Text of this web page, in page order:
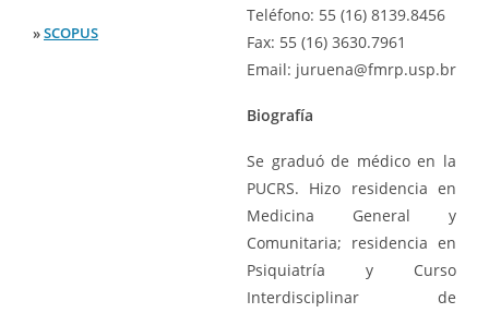
»SCOPUS
Teléfono: 55 (16) 8139.8456
Fax: 55 (16) 3630.7961
Email: juruena@fmrp.usp.br
Biografía
Se graduó de médico en la
PUCRS. Hizo residencia en
Medicina General y
Comunitaria; residencia en
Psiquiatría y Curso
Interdisciplinar de